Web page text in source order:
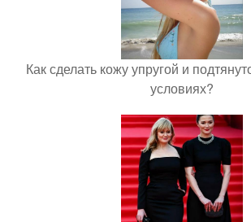
Как сделать кожу упругой и
условиях?